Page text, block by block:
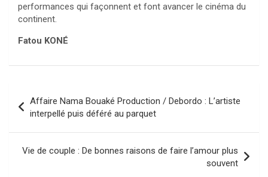
performances qui façonnent et font avancer le cinéma du
continent.
Fatou KONÉ
de
l’article
Affaire Nama Bouaké Production / Debordo : L’artiste
interpellé puis déféré au parquet
Vie de couple : De bonnes raisons de faire l’amour plus
souvent